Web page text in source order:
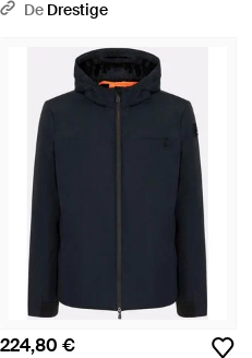
Fonce - Blanc
De Drestige
224,80 €